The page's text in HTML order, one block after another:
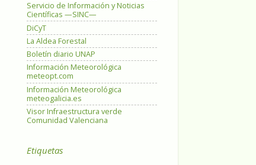
Servicio de Información y Noticias
Científicas —SINC—
DiCyT
La Aldea Forestal
Boletín diario UNAP
Información Meteorológica
meteopt.com
Información Meteorológica
meteogalicia.es
Visor Infraestructura verde
Comunidad Valenciana
Etiquetas